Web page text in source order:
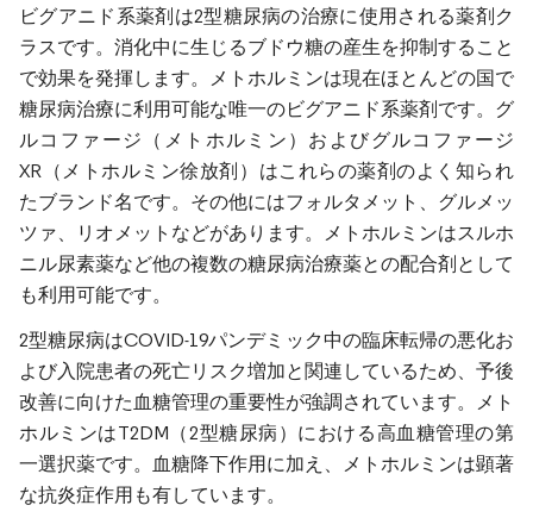
ビグアニド系薬剤は2型糖尿病の治療に使用される薬剤ク
ラスです。消化中に生じるブドウ糖の産生を抑制すること
で効果を発揮します。メトホルミンは現在ほとんどの国で
糖尿病治療に利用可能な唯一のビグアニド系薬剤です。グ
ルコファージ（メトホルミン）およびグルコファージ
XR（メトホルミン徐放剤）はこれらの薬剤のよく知られ
たブランド名です。その他にはフォルタメット、グルメッ
ツァ、リオメットなどがあります。メトホルミンはスルホ
ニル尿素薬など他の複数の糖尿病治療薬との配合剤として
も利用可能です。
2型糖尿病はCOVID-19パンデミック中の臨床転帰の悪化お
よび入院患者の死亡リスク増加と関連しているため、予後
改善に向けた血糖管理の重要性が強調されています。メト
ホルミンはT2DM（2型糖尿病）における高血糖管理の第
一選択薬です。血糖降下作用に加え、メトホルミンは顕著
な抗炎症作用も有しています。